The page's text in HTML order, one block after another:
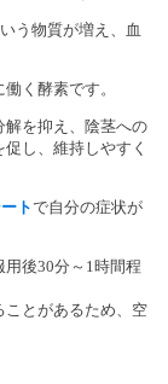
う物質が増え、血
く酵素です。
解を抑え、陰茎への
し、維持しやすく
トで自分の症状が
後30分～1時間程
ことがあるため、空